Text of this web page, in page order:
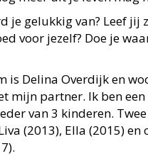
je gelukkig van? Leef jij
voor jezelf? Doe je
is Delina Overdijk en
mijn partner. Ik ben
van 3 kinderen.
(2013), Ella (2015) en